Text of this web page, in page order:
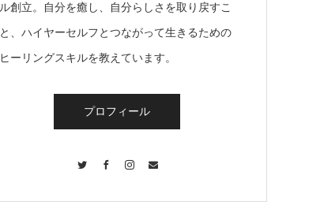
ル創立。自分を癒し、自分らしさを取り戻すこ
と、ハイヤーセルフとつながって生きるための
ヒーリングスキルを教えています。
プロフィール